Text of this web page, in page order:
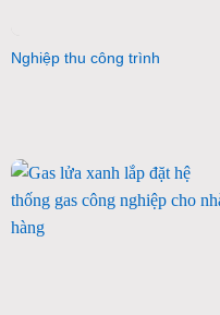
Nghiệp thu công trình